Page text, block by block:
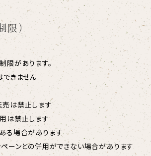
限）
限があります。
できません
売は禁止します
用は禁止します
る場合があります
ペーンとの併用ができない場合があります